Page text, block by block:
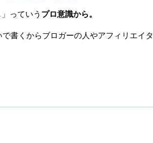
っていう プロ意識から。
書くからブロガーの人やアフィリエイタ